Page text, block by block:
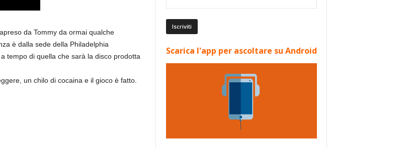
da Tommy da ormai qualche
è dalla sede della Philadelphia
tempo di quella che sarà la disco prodotta
un chilo di cocaina e il gioco è fatto.
Scarica l'app per ascoltare su Android